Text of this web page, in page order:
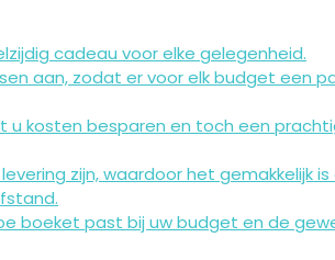
cadeau voor elke gelegenheid.
aan, zodat er voor elk budget een
u kosten besparen en toch een
zijn, waardoor het gemakkelijk is
boeket past bij uw budget en de